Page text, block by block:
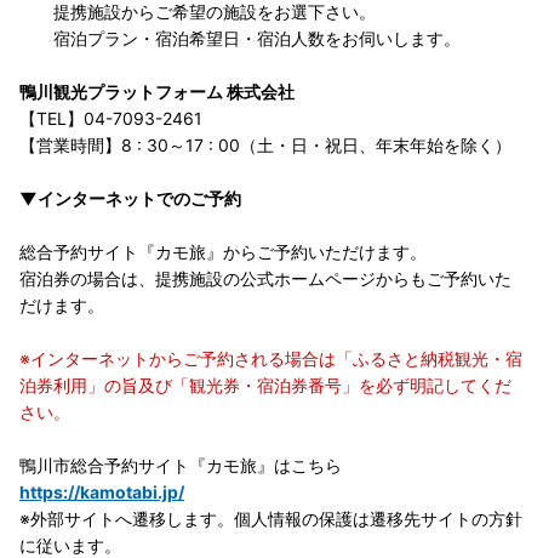
提携施設からご希望の施設をお選下さい。
宿泊プラン・宿泊希望日・宿泊人数をお伺いします。
鴨川観光プラットフォーム 株式会社
【TEL】04-7093-2461
【営業時間】8 : 30～17 : 00（土・日・祝日、年末年始を除く）
▼インターネットでのご予約
総合予約サイト『カモ旅』からご予約いただけます。
宿泊券の場合は、提携施設の公式ホームページからもご予約いた
だけます。
※インターネットからご予約される場合は「ふるさと納税観光・宿
泊券利用」の旨及び「観光券・宿泊券番号」を必ず明記してくだ
さい。
鴨川市総合予約サイト『カモ旅』はこちら
https://kamotabi.jp/
※外部サイトへ遷移します。個人情報の保護は遷移先サイトの方針
に従います。